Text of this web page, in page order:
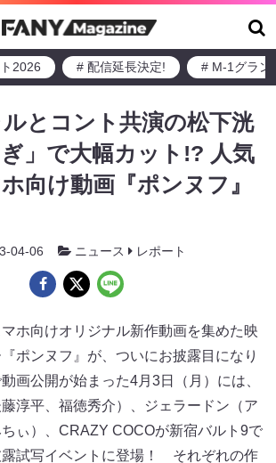
2026 # 配信延長決定! # M-1グラン
とコント共演の松下洸
」で大幅カット!? 人気
向け動画『ポンヌフ』
04-06 ニュース レポート
ホ向けオリジナル新作動画を集めた映
ポンヌフ』が、ついにお披露目になり
画公開が始まった4月3日（月）には、
淳平、福徳秀介）、ジェラードン（ア
ぃ）、CRAZY COCO​​が新宿バルト9で
露試写イベントに登場！ それぞれの作